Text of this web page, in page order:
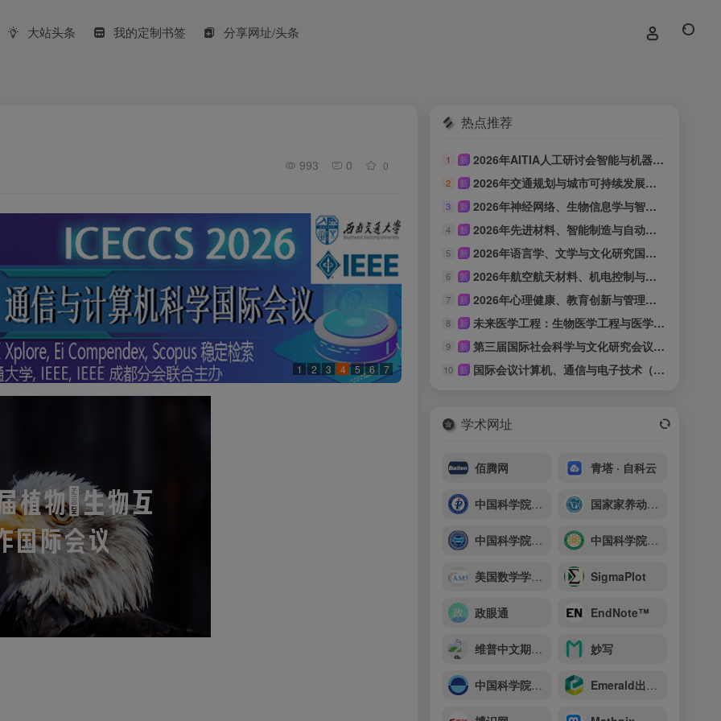
大站头条 我的定制书签 分享网址/头条
993 0 0
1 2 3 4 5 6 7
热点推荐
1 新 2026年AITIA人工研讨会智能与机器学习（AITIA-AIML 2026）
2 新 2026年交通规划与城市可持续发展国际会议（ITPUSD 2026）
3 新 2026年神经网络、生物信息学与智能计算国际会议（INNBIC 2026）
4 新 2026年先进材料、智能制造与自动化技术国际会议（IAMIMA 2026）
5 新 2026年语言学、文学与文化研究国际会议（ILLCS 2026）
6 新 2026年航空航天材料、机电控制与结构动力学国际会议（IAAMEC 2026）
7 新 2026年心理健康、教育创新与管理国际会议（IMHEIM 2026）
8 新 未来医学工程：生物医学工程与医学技术创新论坛（BEMTI-LSHE 2026）
9 新 第三届国际社会科学与文化研究会议平行轨道：语言、文化与教育实践国际学术研讨会（LCEP-ICSSCS 2026）
10 新 国际会议计算机、通信与电子技术（IC-CCET 2026）
学术网址
佰腾网 青塔 · 自科云
中国科学院理论物理研究所 国家家养动物种质资源库
中国科学院上海光学精密机械研究所 中国科学院昆明植物研究所
美国数学学会(AMS) SigmaPlot
政眼通 EndNote™
维普中文期刊服务平台 妙写
中国科学院上海天文台 Emerald出版社